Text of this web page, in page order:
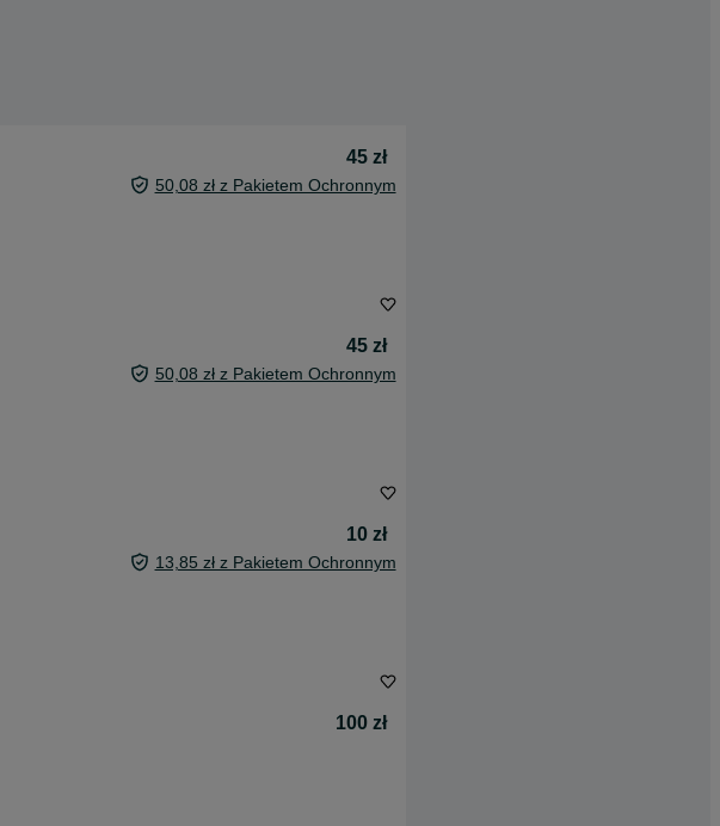
45 zł
50,08 zł z Pakietem Ochronnym
45 zł
50,08 zł z Pakietem Ochronnym
10 zł
13,85 zł z Pakietem Ochronnym
100 zł